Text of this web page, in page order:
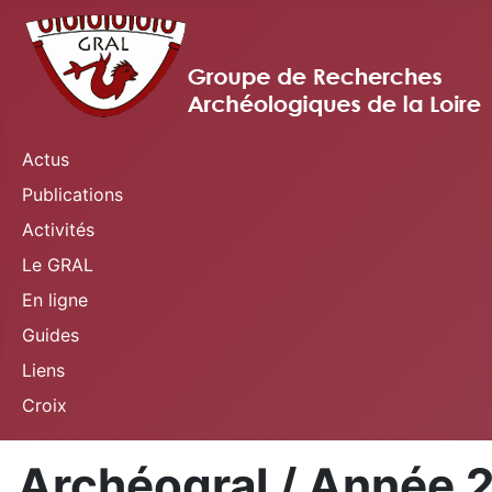
Actus
Publications
Activités
Le GRAL
En ligne
Guides
Liens
Croix